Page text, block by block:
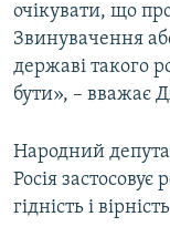
очікувати, що
Звинувачення
державі такого
бути», – вважає
Народний
Росія застосовує
гідність і